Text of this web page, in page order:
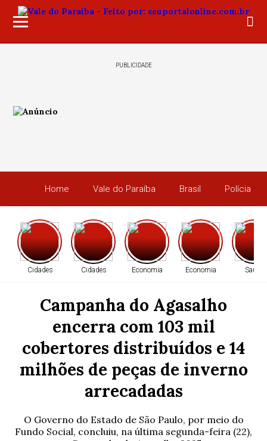
PUBLICIDADE
Home Vale do Paraíba Brasil Polícia
Cidades Cidades Economia Economia Saude
Campanha do Agasalho
encerra com 103 mil
cobertores distribuídos e 14
milhões de peças de inverno
arrecadadas
O Governo do Estado de São Paulo, por meio do
Fundo Social, concluiu, na última segunda-feira (22),